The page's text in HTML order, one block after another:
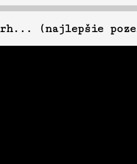
(najlepšie